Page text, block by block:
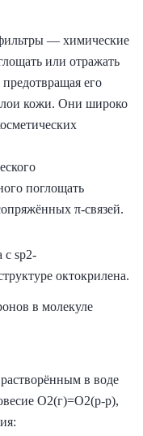
— химические
или отражать
его
кожи. Они широко
поглощать
π‑связей.
с sp2-
октокрилена.
в молекуле
в воде
O2(г)=O2(р-р),